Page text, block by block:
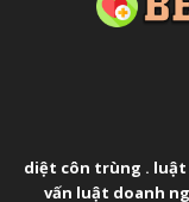
diệt côn trùng . luật
vấn luật doanh